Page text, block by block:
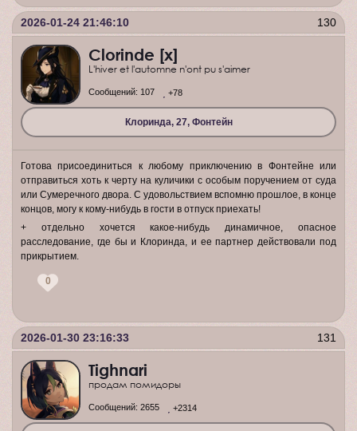
130
2026-01-24 21:46:10
Clorinde [x]
L'hiver et l'automne n'ont pu s'aimer
Клоринда, 27, Фонтейн
Сообщений: 107 +78
Готова присоединиться к любому приключению в Фонтейне или
отправиться хоть к черту на куличики с особым поручением от суда
или Сумеречного двора. С удовольствием вспомню прошлое, в конце
концов, могу к кому-нибудь в гости в отпуск приехать!
+ отдельно хочется какое-нибудь динамичное, опасное
расследование, где бы и Клоринда, и ее партнер действовали под
прикрытием.
0
131
2026-01-30 23:16:33
Tighnari
продам помидоры
Сообщений: 2655 +2314